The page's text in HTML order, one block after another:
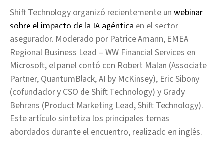
Shift Technology organizó recientemente un webinar
sobre el impacto de la IA agéntica en el sector
asegurador. Moderado por Patrice Amann, EMEA
Regional Business Lead – WW Financial Services en
Microsoft, el panel contó con Robert Malan (Associate
Partner, QuantumBlack, AI by McKinsey), Eric Sibony
(cofundador y CSO de Shift Technology) y Grady
Behrens (Product Marketing Lead, Shift Technology).
Este artículo sintetiza los principales temas
abordados durante el encuentro, realizado en inglés.